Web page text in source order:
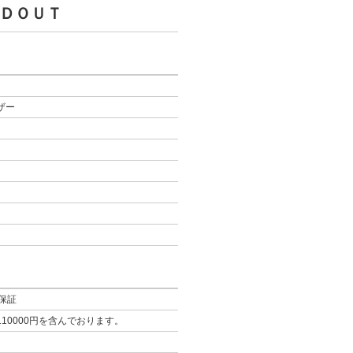
ＯＵＴ
ー
証
円を含んでおります。